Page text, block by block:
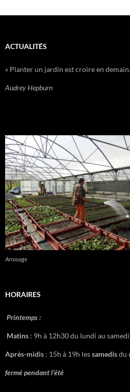
ACTUALITÉS
« Planter un jardin est croire en
Audrey Hepburn
Arrosage
HORAIRES
Printemps :
Matins : 9h à 12h30 du lundi au
Après-midis : 15h à 19h lessamedisdu
fermé pendant l’été